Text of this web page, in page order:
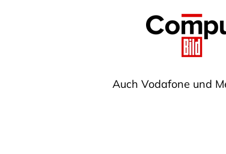
Auch Vodafone und